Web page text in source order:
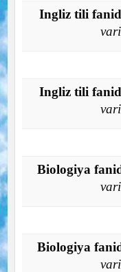
Ingliz tili
Ingliz tili
Biologiya
Biologiya